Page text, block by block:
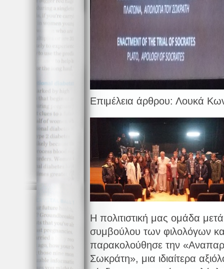
Επιμέλεια άρθρου: Λουκά
Η πολιτιστική μας ομάδα
συμβούλου των φιλολόγων
παρακολούθησε την
Σωκράτη», μια ιδιαίτερα